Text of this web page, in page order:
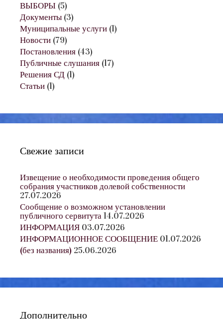
ВЫБОРЫ (5)
Документы (3)
Муниципальные услуги (1)
Новости (79)
Постановления (43)
Публичные слушания (17)
Решения СД (1)
Статьи (1)
Свежие записи
Извещение о необходимости проведения общего
собрания участников долевой собственности
27.07.2026
Сообщение о возможном установлении
публичного сервитута14.07.2026
ИНФОРМАЦИЯ 03.07.2026
ИНФОРМАЦИОННОЕ СООБЩЕНИЕ 01.07.2026
(без названия) 25.06.2026
Дополнительно